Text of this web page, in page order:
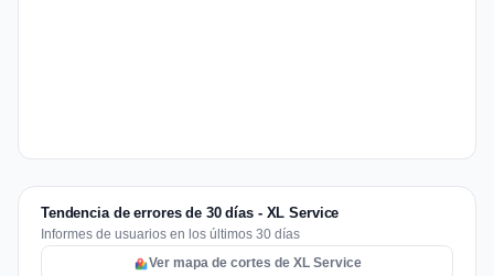
Tendencia de errores de 30 días - XL Service
Informes de usuarios en los últimos 30 días
Ver mapa de cortes de XL Service